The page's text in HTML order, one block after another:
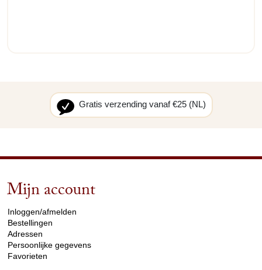
Gratis verzending vanaf €25 (NL)
Mijn account
Inloggen/afmelden
Bestellingen
Adressen
Persoonlijke gegevens
Favorieten